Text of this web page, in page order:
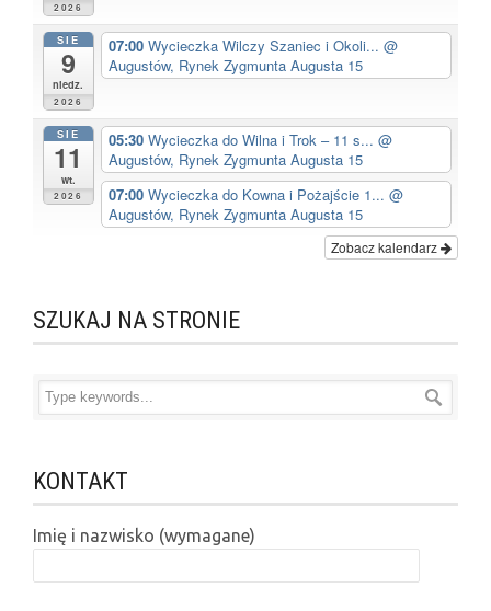
2026
SIE
9
niedz.
2026
07:00 Wycieczka Wilczy Szaniec i Okoli... @
Augustów, Rynek Zygmunta Augusta 15
SIE
11
wt.
2026
05:30 Wycieczka do Wilna i Trok – 11 s... @
Augustów, Rynek Zygmunta Augusta 15
07:00 Wycieczka do Kowna i Pożajście 1... @
Augustów, Rynek Zygmunta Augusta 15
Zobacz kalendarz
SZUKAJ NA STRONIE
KONTAKT
Imię i nazwisko (wymagane)